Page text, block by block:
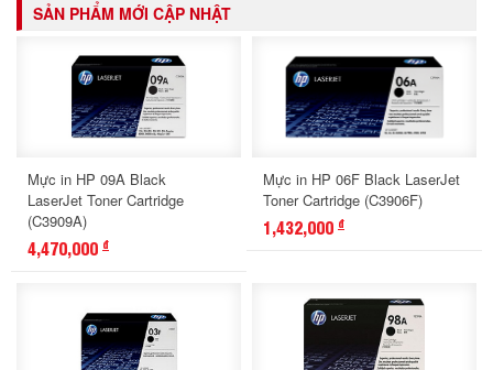
SẢN PHẨM MỚI CẬP NHẬT
Mực in HP 09A Black
LaserJet Toner Cartridge
(C3909A)
4,470,000 đ
Mực in HP 06F Black LaserJet
Toner Cartridge (C3906F)
1,432,000 đ